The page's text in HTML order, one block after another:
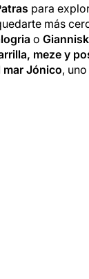
para
más
o
meze y
mar Jónico,